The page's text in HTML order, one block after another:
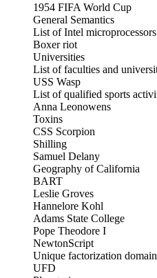
1954 FIFA World Cup
General Semantics
List of Intel microprocessors
Boxer riot
Universities
List of faculties and
USS Wasp
List of qualified sports
Anna Leonowens
Toxins
CSS Scorpion
Shilling
Samuel Delany
Geography of California
BART
Leslie Groves
Hannelore Kohl
Adams State College
Pope Theodore I
NewtonScript
Unique factorization domain
UFD